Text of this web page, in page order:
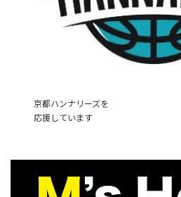
京都ハンナリーズを
応援しています